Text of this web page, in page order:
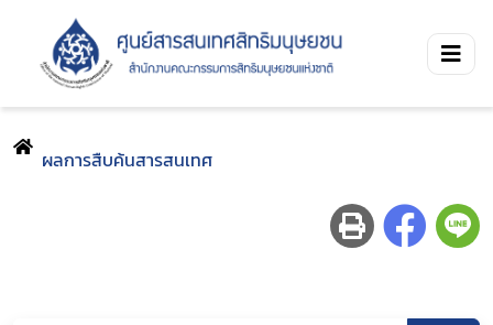
ผลการสืบค้นสารสนเทศ